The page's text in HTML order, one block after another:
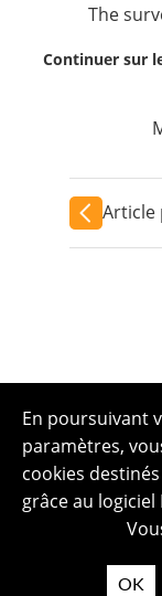
The
Continuer sur
Article
En poursuivant
paramètres,
cookies
grâce au
OK